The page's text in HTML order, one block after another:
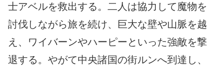
士アベルを救出する。二人は協力して魔物を
討伐しながら旅を続け、巨大な壁や山脈を越
え、ワイバーンやハーピーといった強敵を撃
退する。やがて中央諸国の街ルンへ到達し、